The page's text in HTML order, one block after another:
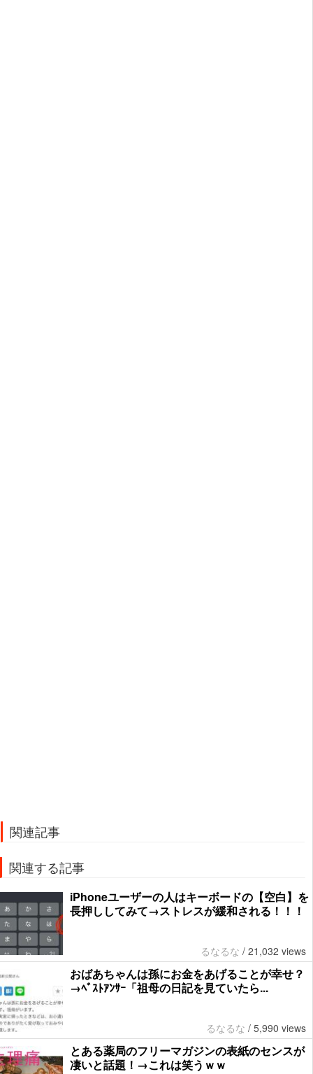
関連記事
関連する記事
iPhoneユーザーの人はキーボードの【空白】を
長押ししてみて→ストレスが緩和される！！！
るなるな / 21,032 views
おばあちゃんは孫にお金をあげることが幸せ？
→ﾍﾞｽﾄｱﾝｻｰ「祖母の日記を見ていたら...
るなるな / 5,990 views
とある薬局のフリーマガジンの表紙のセンスが
凄いと話題！→これは笑うｗｗ